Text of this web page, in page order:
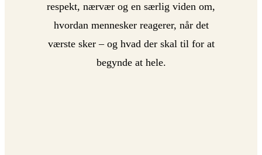
respekt, nærvær og en særlig viden om,
hvordan mennesker reagerer, når det
værste sker – og hvad der skal til for at
begynde at hele.